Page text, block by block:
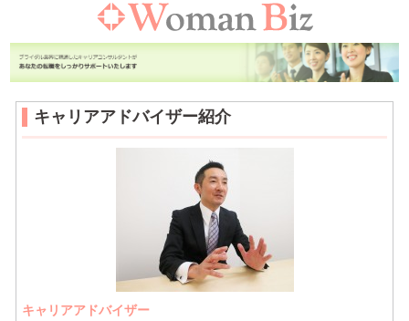
キャリアアドバイザー紹介
キャリアアドバイザー